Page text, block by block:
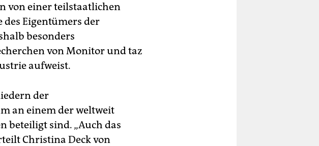
von einer teilstaatlichen
Eigentümers der
besonders
von Monitor und taz
aufweist.
der
an einem der weltweit
beteiligt sind. „Auch das
Christina Deck von